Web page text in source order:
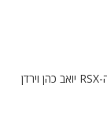
גביע קסריה ע"ש איתי אמיר ז"ל: גולשי ה-RSX יואב כהן וירדן